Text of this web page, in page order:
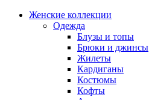
Женские коллекции
Одежда
Блузы и топы
Брюки и джинсы
Жилеты
Кардиганы
Костюмы
Кофты